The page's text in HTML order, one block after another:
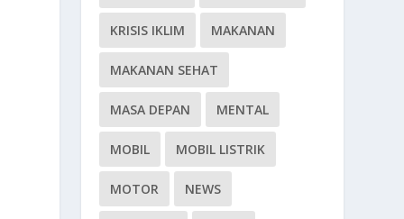
KRISIS IKLIM MAKANAN
MAKANAN SEHAT
MASA DEPAN MENTAL
MOBIL MOBIL LISTRIK
MOTOR NEWS